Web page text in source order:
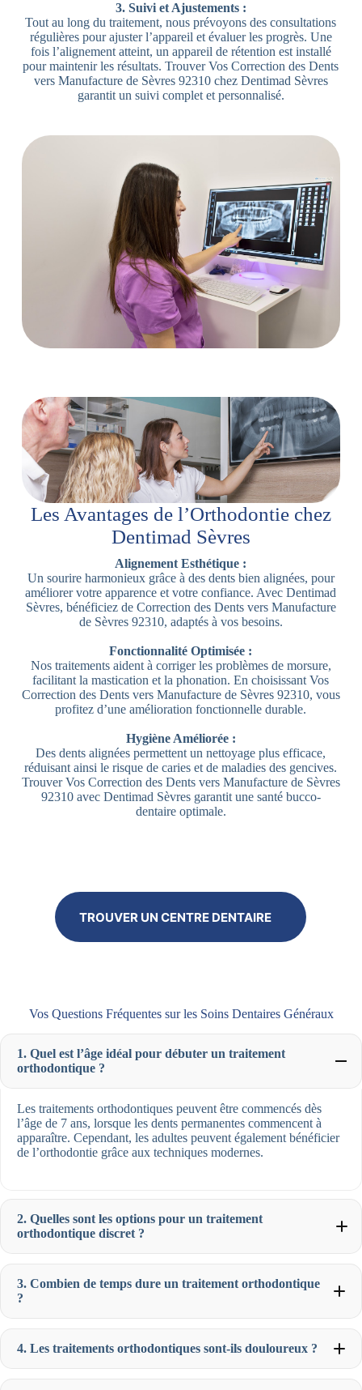
3. Suivi et Ajustements :
Tout au long du traitement, nous prévoyons des consultations
régulières pour ajuster l’appareil et évaluer les progrès. Une
fois l’alignement atteint, un appareil de rétention est installé
pour maintenir les résultats. Trouver Vos Correction des Dents
vers Manufacture de Sèvres 92310 chez Dentimad Sèvres
garantit un suivi complet et personnalisé.
Les Avantages de l’Orthodontie chez
Dentimad Sèvres
Alignement Esthétique :
Un sourire harmonieux grâce à des dents bien alignées, pour
améliorer votre apparence et votre confiance. Avec Dentimad
Sèvres, bénéficiez de Correction des Dents vers Manufacture
de Sèvres 92310, adaptés à vos besoins.
Fonctionnalité Optimisée :
Nos traitements aident à corriger les problèmes de morsure,
facilitant la mastication et la phonation. En choisissant Vos
Correction des Dents vers Manufacture de Sèvres 92310, vous
profitez d’une amélioration fonctionnelle durable.
Hygiène Améliorée :
Des dents alignées permettent un nettoyage plus efficace,
réduisant ainsi le risque de caries et de maladies des gencives.
Trouver Vos Correction des Dents vers Manufacture de Sèvres
92310 avec Dentimad Sèvres garantit une santé bucco-
dentaire optimale.
TROUVER UN CENTRE DENTAIRE
Vos Questions Fréquentes sur les Soins Dentaires Généraux
1. Quel est l’âge idéal pour débuter un traitement
orthodontique ?
Les traitements orthodontiques peuvent être commencés dès
l’âge de 7 ans, lorsque les dents permanentes commencent à
apparaître. Cependant, les adultes peuvent également bénéficier
de l’orthodontie grâce aux techniques modernes.
2. Quelles sont les options pour un traitement
orthodontique discret ?
3. Combien de temps dure un traitement orthodontique
?
4. Les traitements orthodontiques sont-ils douloureux ?